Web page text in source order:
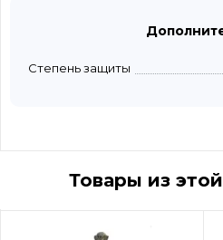
Степень защиты
Товары из